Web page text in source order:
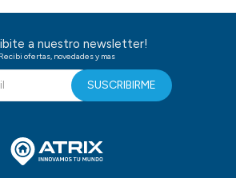
a nuestro newsletter!
Recibi ofertas, novedades y mas
SUSCRIBIRME